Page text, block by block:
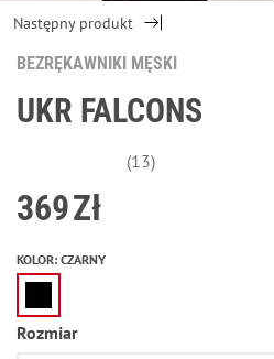
Następny produkt
BEZRĘKAWNIKI MĘSKI
UKR FALCONS
(13)
369Zł
KOLOR: CZARNY
Rozmiar